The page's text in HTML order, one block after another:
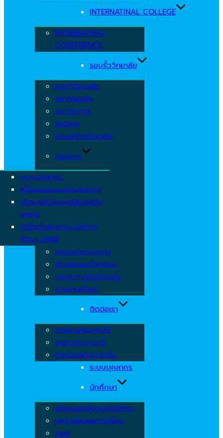
INTERNATINAL COLLEGE
INTERNATINAL
CONFERENCE
รอบรั้ววิทยาลัย
แนะนำวิทยาลัย
สภาวิทยาลัย
สภาวิชาการ
ผู้บริหาร
โครงสร้างวิทยาลัย
บุคลากร
ระบบบุคลากร
คู่มือจรรยาบรรณบุคลากร
นโยบายคุ้มครองข้อมูลส่วน
บุคคล
ปฏิทินวันหยุดประจำปีการ
ศึกษา 2568
คณะและหน่วยงาน
ข่าวสารและกิจกรรม
บรรยากาศในวิทยาลัย
ร่วมงานกับเรา
ติดต่อเรา
สายตรงอธิการบดี
สายตรงคณะบดี
สายตรงฝ่ายการเงิน
ระบบบุคลากร
นักศึกษา
สมัครสอบชิงทุนการศึกษา
ตรวจสอบผลการเรียน
กยศ.